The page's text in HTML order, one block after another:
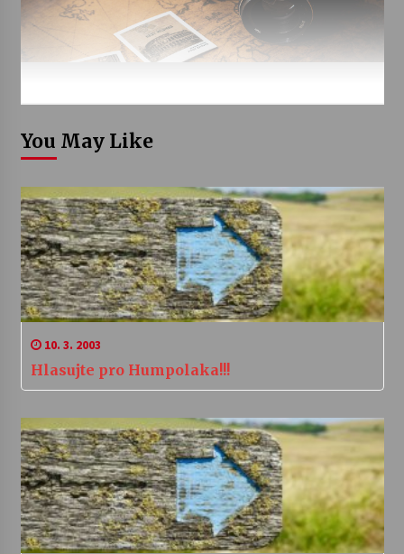
You May Like
10. 3. 2003
Hlasujte pro Humpolaka!!!